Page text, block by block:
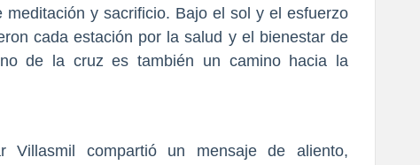
y sacrificio. Bajo el sol y el esfuerzo
cada estación por la salud y el bienestar de
de la cruz es también un camino hacia la
Villasmil compartió un mensaje de aliento,